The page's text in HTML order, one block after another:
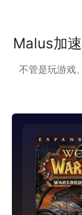
Malus加
不管是玩游戏